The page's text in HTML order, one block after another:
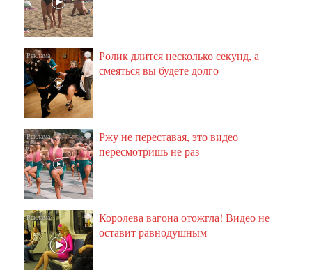
i
Ролик длится несколько секунд, а
смеяться вы будете долго
i
Ржу не переставая, это видео
пересмотришь не раз
i
Королева вагона отожгла! Видео не
оставит равнодушным